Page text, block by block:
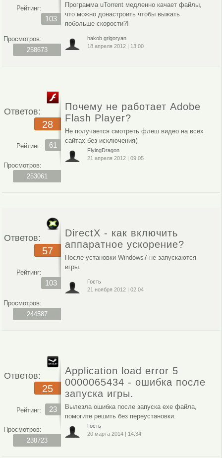
Рейтинг:
103
Просмотров:
258673
Программа uTorrent медленно качает файлы,
что можно донастроить чтобы выжать
побольше скорости?!
hakob grigoryan
18 апреля 2012| 13:00
Ответов:
28
Рейтинг: 61
Просмотров:
253061
Почему не работает Adobe
Flash Player?
Не получается смотреть флеш видео на всех
сайтах без исключения(
FlyingDragon
21 апреля 2012| 09:05
Ответов:
57
Рейтинг:
103
Просмотров:
244587
DirectX - как включить
аппаратное ускорение?
После установки Windows7 не запускаются
игры.
Гость
21 ноября 2012| 02:04
Ответов:
25
Рейтинг: 23
Просмотров:
238723
Application load error 5
0000065434 - ошибка после
запуска игры.
Вылезла ошибка после запуска exe файла,
помогите решить без переустановки.
Гость
20 марта 2014| 14:34